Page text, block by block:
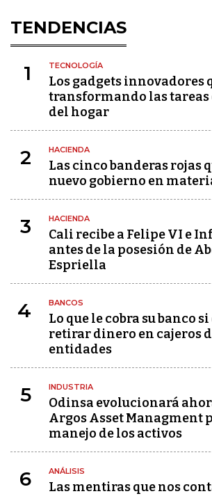
TENDENCIAS
1 TECNOLOGÍA
Los gadgets innovadores
transformando las
del hogar
2 HACIENDA
Las cinco banderas rojas
nuevo gobierno en
3 HACIENDA
Cali recibe a Felipe VI e
antes de la posesión de
Espriella
4 BANCOS
Lo que le cobra su banco
retirar dinero en cajeros
entidades
5 INDUSTRIA
Odinsa evolucionará
Argos Asset Managment
manejo de los activos
6 ANÁLISIS
Las mentiras que nos